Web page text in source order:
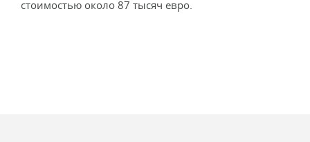
стоимостью около 87 тысяч евро.